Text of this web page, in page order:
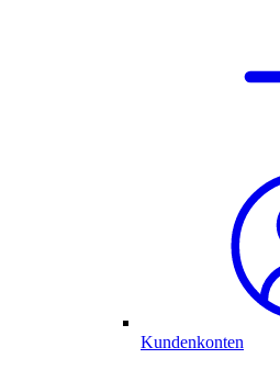
Kundenkonten